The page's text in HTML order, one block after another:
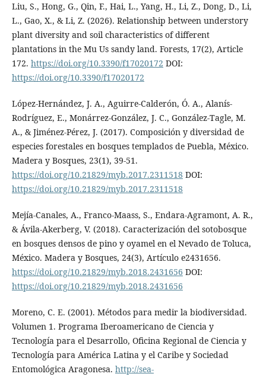
Liu, S., Hong, G., Qin, F., Hai, L., Yang, H., Li, Z., Dong, D., Li,
L., Gao, X., & Li, Z. (2026). Relationship between understory
plant diversity and soil characteristics of different
plantations in the Mu Us sandy land. Forests, 17(2), Article
172. https://doi.org/10.3390/f17020172 DOI:
https://doi.org/10.3390/f17020172
López-Hernández, J. A., Aguirre-Calderón, Ó. A., Alanís-
Rodríguez, E., Monárrez-González, J. C., González-Tagle, M.
A., & Jiménez-Pérez, J. (2017). Composición y diversidad de
especies forestales en bosques templados de Puebla, México.
Madera y Bosques, 23(1), 39-51.
https://doi.org/10.21829/myb.2017.2311518 DOI:
https://doi.org/10.21829/myb.2017.2311518
Mejía-Canales, A., Franco-Maass, S., Endara-Agramont, A. R.,
& Ávila-Akerberg, V. (2018). Caracterización del sotobosque
en bosques densos de pino y oyamel en el Nevado de Toluca,
México. Madera y Bosques, 24(3), Artículo e2431656.
https://doi.org/10.21829/myb.2018.2431656 DOI:
https://doi.org/10.21829/myb.2018.2431656
Moreno, C. E. (2001). Métodos para medir la biodiversidad.
Volumen 1. Programa Iberoamericano de Ciencia y
Tecnología para el Desarrollo, Oficina Regional de Ciencia y
Tecnología para América Latina y el Caribe y Sociedad
Entomológica Aragonesa. http://sea-